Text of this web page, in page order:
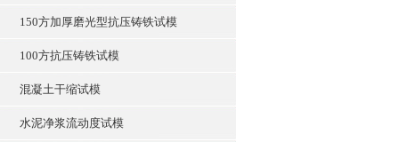
150方加厚磨光型抗压铸铁试模
100方抗压铸铁试模
混凝土干缩试模
水泥净浆流动度试模